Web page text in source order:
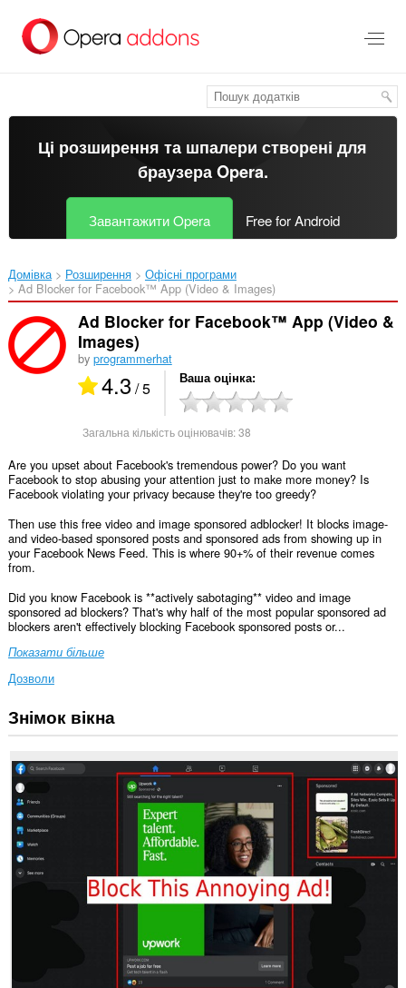
основного
Ці розширення та шпалери створені для
браузера Opera.
Завантажити Opera Free for Android
Домівка Розширення
Офісні програми
Ad Blocker for Facebook™ App (Video & Images)‎
Ad Blocker for Facebook™ App (Video &
Images)
by programmerhat
4.3 / 5 Ваша оцінка
Загальна кількість оцінювачів:38
Are you upset about Facebook's tremendous power? Do you want
Facebook to stop abusing your attention just to make more money? Is
Facebook violating your privacy because they're too greedy?
Then use this free video and image sponsored adblocker! It blocks image-
and video-based sponsored posts and sponsored ads from showing up in
your Facebook News Feed. This is where 90+% of their revenue comes
from.
Did you know Facebook is **actively sabotaging** video and image
sponsored ad blockers? That's why half of the most popular sponsored ad
blockers aren't effectively blocking Facebook sponsored posts or...
Показати більше
Дозволи
Це
розширення
отримувати
доступ
до
ваших
даних
на
деяких
сайтів.
Знімок вікна